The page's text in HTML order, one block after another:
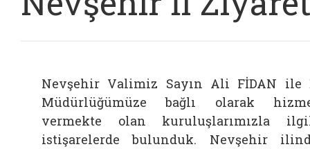
Nevşehir Valimiz Sayın Ali FİDAN ile
Müdürlüğümüze bağlı olarak
vermekte olan kuruluşlarımızla
istişarelerde bulunduk. Nevşehir